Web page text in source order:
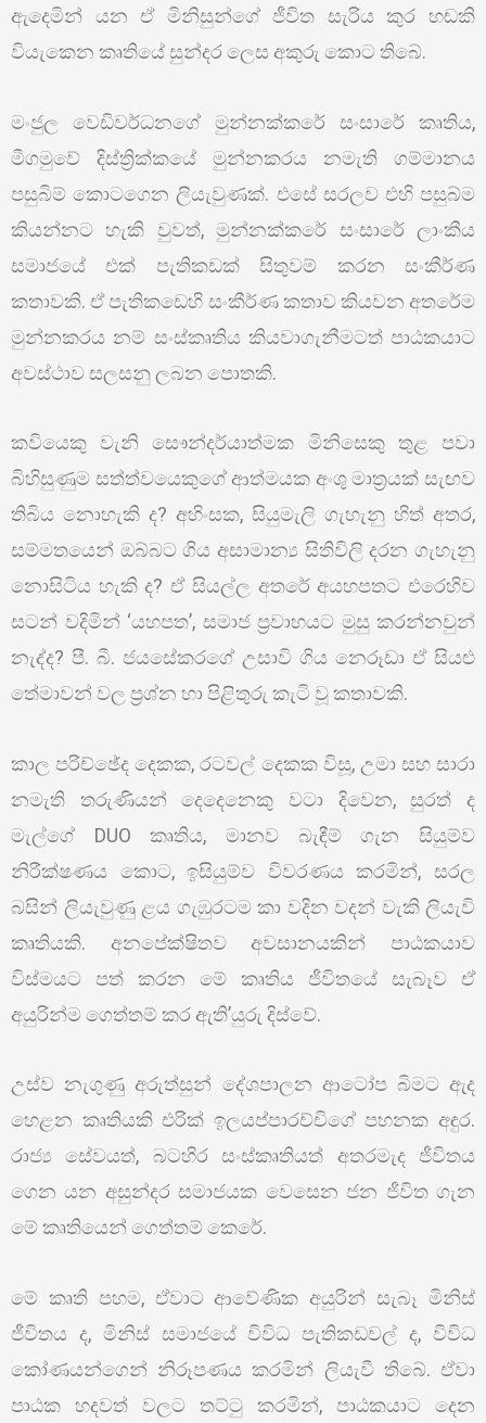
ඇදෙමින් යන ඒ මිනිසුන්ගේ ජීවිත සැරිය කුර හඬකි
වියැකෙන කෘතියේ සුන්දර ලෙස අකුරු කොට තිබේ.
මංජුල වෙඩිවර්ධනගේ මුන්නක්කරේ සංසාරේ කෘතිය,
මීගමුවේ දිස්ත්‍රික්කයේ මුන්නකරය නමැති ගම්මානය
පසුබිම් කොටගෙන ලියැවුණක්. එසේ සරලව එහි පසුබ්ම
කියන්නට හැකි වුවත්, මුන්නක්කරේ සංසාරේ ලාංකීය
සමාජයේ එක් පැතිකඩක් සිතුවම් කරන සංකීර්ණ
කතාවකි. ඒ පැතිකඩෙහි සංකීර්ණ කතාව කියවන අතරේම
මුන්නකරය නම් සංස්කෘතිය කියවාගැනීමටත් පාඨකයාට
අවස්ථාව සලසනු ලබන පොතකි.
කවියෙකු වැනි සෞන්දර්යාත්මක මිනිසෙකු තුළ පවා
බිහිසුණුම සත්ත්වයෙකුගේ ආත්මයක අංශු මාත්‍රයක් සැඟව
තිබිය නොහැකි ද? අහිංසක, සියුමැලි ගැහැනු හිත් අතර,
සම්මතයෙන් ඔබ්බට ගිය අසාමාන්‍ය සිතිවිලි දරන ගැහැනු
නොසිටිය හැකි ද? ඒ සියල්ල අතරේ අයහපතට එරෙහිව
සටන් වදිමින් ‘යහපත’, සමාජ ප්‍රවාහයට මුසු කරන්නවුන්
නැද්ද? පී. බී. ජයසේකරගේ උසාවි ගිය නෙරූඩා ඒ සියළු
තේමාවන් වල ප්‍රශ්න හා පිළිතුරු කැටි වූ කතාවකි.
කාල පරිච්ඡේද දෙකක, රටවල් දෙකක විසූ, උමා සහ සාරා
නමැති තරුණියන් දෙදෙනෙකු වටා දිවෙන, සුරත් ද
මැල්ගේ DUO කෘතිය, මානව බැඳීම් ගැන සියුම්ව
නිරීක්ෂණය කොට, ඉසියුම්ව විවරණය කරමින්, සරල
බසින් ලියැවුණු ළය ගැඹුරටම කා වදින වදන් වැකි ලියැවි
කෘතියකි. අනපේක්ෂිතව අවසානයකින් පාඨකයාව
විස්මයට පත් කරන මේ කෘතිය ජීවිතයේ සැබෑව ඒ
අයුරින්ම ගෙත්තම් කර ඇති’යුරු දිස්වේ.
උස්ව නැගුණු අරුත්සුන් දේශපාලන ආටෝප බිමට ඇද
හෙළන කෘතියකි එරික් ඉලයප්පාරච්චිගේ පහනක අඳුර.
රාජ්‍ය සේවයත්, බටහිර සංස්කෘතියත් අතරමැද ජීවිතය
ගෙන යන අසුන්දර සමාජයක වෙසෙන ජන ජීවිත ගැන
මේ කෘතියෙන් ගෙත්තම් කෙරේ.
මේ කෘති පහම, ඒවාට ආවේණික අයුරින් සැබෑ මිනිස්
ජීවිතය ද, මිනිස් සමාජයේ විවිධ පැතිකඩවල් ද, විවිධ
කෝණයන්ගෙන් නිරූපණය කරමින් ලියැවී තිබේ. ඒවා
පාඨක හදවත් වලට තට්ටු කරමින්, පාඨකයාට දෙන